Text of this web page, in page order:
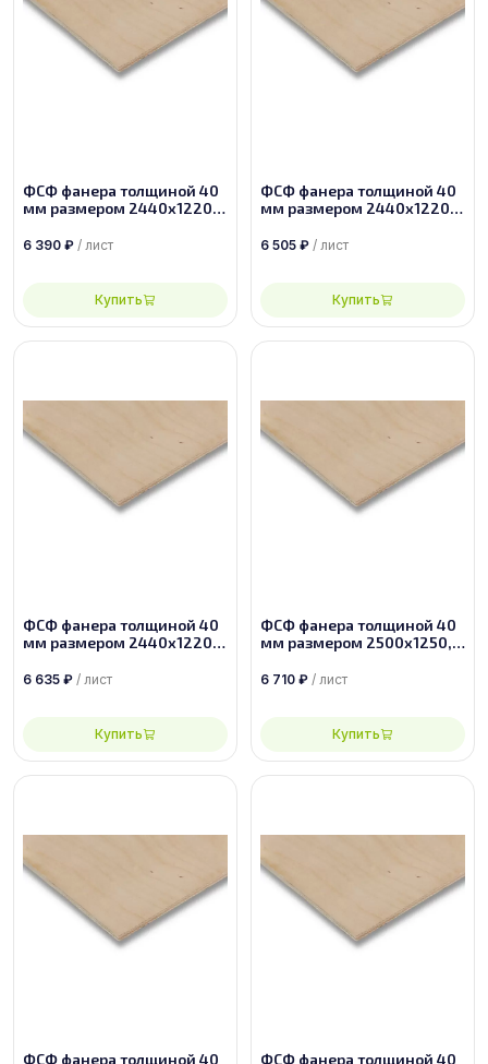
ФСФ фанера толщиной 40
мм размером 2440х1220,
6 390 ₽ / лист
Купить
ФСФ фанера толщиной 40
мм размером 2440х1220,
6 505 ₽ / лист
Купить
ФСФ фанера толщиной 40
мм размером 2440х1220,
6 635 ₽ / лист
Купить
ФСФ фанера толщиной 40
мм размером 2500х1250,
6 710 ₽ / лист
Купить
ФСФ фанера толщиной 40
ФСФ фанера толщиной 40